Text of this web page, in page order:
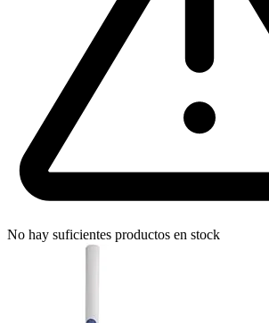
No hay suficientes productos en stock